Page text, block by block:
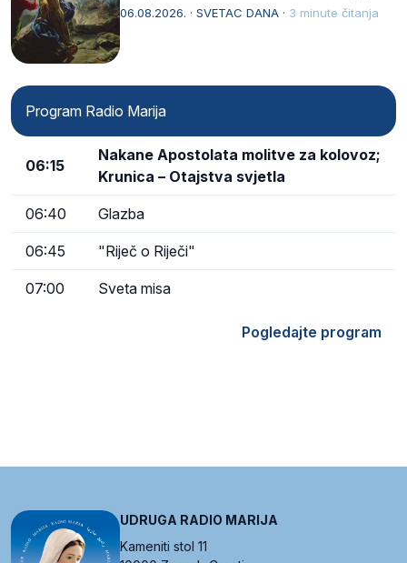
drugoj…
06.08.2026. · SVETAC DANA · 3 minute čitanja
Program Radio Marija
06:15
Nakane Apostolata molitve za kolovoz;
Krunica – Otajstva svjetla
06:40 Glazba
06:45 "Riječ o Riječi"
07:00 Sveta misa
Pogledajte program
UDRUGA RADIO MARIJA
Kameniti stol 11